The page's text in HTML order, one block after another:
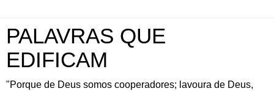
PALAVRAS QUE
EDIFICAM
"Porque de Deus somos cooperadores; lavoura de Deus,